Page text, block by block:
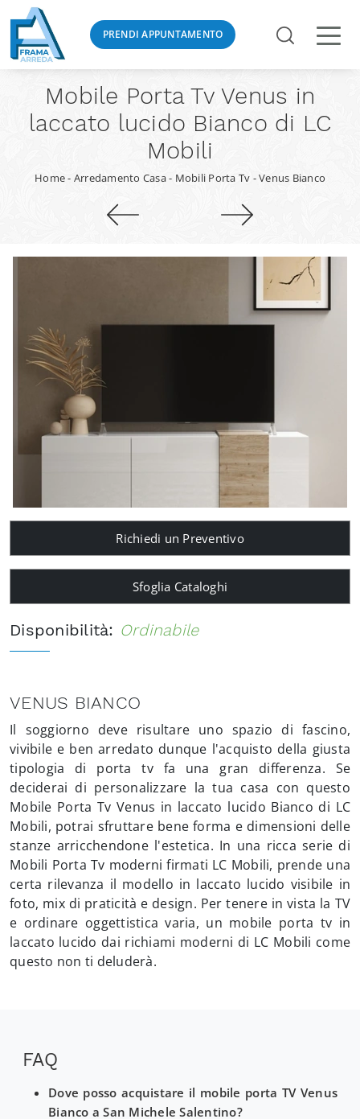
PRENDI APPUNTAMENTO
Mobile Porta Tv Venus in
laccato lucido Bianco di LC
Mobili
Home- Arredamento Casa- Mobili Porta Tv -Venus Bianco
Richiedi un Preventivo
Sfoglia Cataloghi
Disponibilità: Ordinabile
VENUS BIANCO
Il soggiorno deve risultare uno spazio di fascino,
vivibile e ben arredato dunque l'acquisto della giusta
tipologia di porta tv fa una gran differenza. Se
deciderai di personalizzare la tua casa con questo
Mobile Porta Tv Venus in laccato lucido Bianco di LC
Mobili, potrai sfruttare bene forma e dimensioni delle
stanze arricchendone l'estetica. In una ricca serie di
Mobili Porta Tv moderni firmati LC Mobili, prende una
certa rilevanza il modello in laccato lucido visibile in
foto, mix di praticità e design. Per tenere in vista la TV
e ordinare oggettistica varia, un mobile porta tv in
laccato lucido dai richiami moderni di LC Mobili come
questo non ti deluderà.
FAQ
Dove posso acquistare il mobile porta TV Venus
Bianco a San Michele Salentino?